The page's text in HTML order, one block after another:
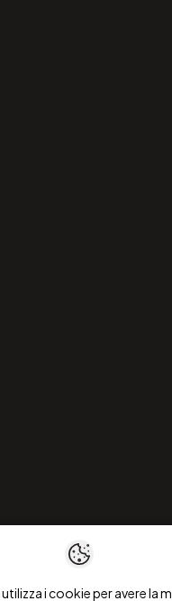
utilizza i cookie per avere la